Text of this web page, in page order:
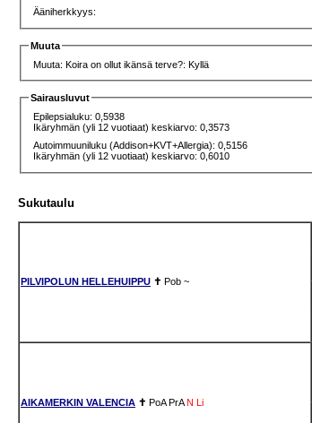
Ääniherkkyys:
Muuta
Muuta: Koira on ollut ikänsä terve?: Kyllä
Sairausluvut
Epilepsialuku: 0,5938
Ikäryhmän (yli 12 vuotiaat) keskiarvo: 0,3573
Autoimmuuniluku (Addison+KVT+Allergia): 0,5156
Ikäryhmän (yli 12 vuotiaat) keskiarvo: 0,6010
Sukutaulu
PILVIPOLUN HELLEHUIPPU ✝ Pob ~
AIKAMERKIN VALENCIA ✝ PoA PrA N Li